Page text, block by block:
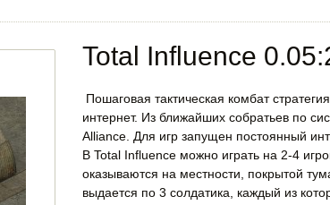
Total Influence
Пошаговая тактическая комбат
интернет. Из ближайших собратьев по
Alliance. Для игр запущен постоянный
В Total Influence можно играть на 2-4
оказываются на местности, покрытой
выдается по 3 солдатика, каждый из